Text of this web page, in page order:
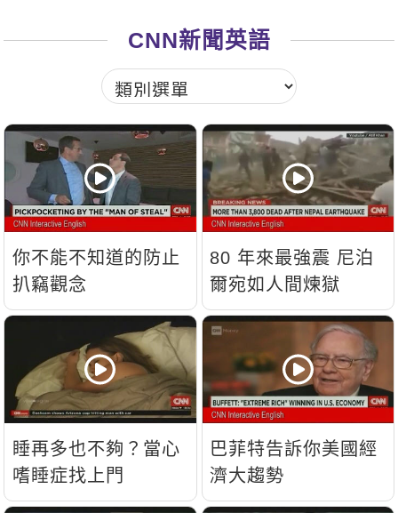
CNN新聞英語
你不能不知道的防止
扒竊觀念
80 年來最強震 尼泊
爾宛如人間煉獄
睡再多也不夠？當心
嗜睡症找上門
巴菲特告訴你美國經
濟大趨勢